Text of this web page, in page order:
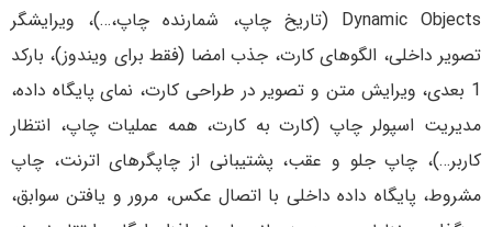
Dynamic Objects (تاریخ چاپ، شمارنده چاپ،…)، ویرایشگر
تصویر داخلی، الگوهای کارت، جذب امضا (فقط برای ویندوز)، بارکد
1 بعدی، ویرایش متن و تصویر در طراحی کارت، نمای پایگاه داده،
مدیریت اسپولر چاپ (کارت به کارت، همه عملیات چاپ، انتظار
کاربر…)، چاپ جلو و عقب، پشتیبانی از چاپگرهای اترنت، چاپ
مشروط، پایگاه داده داخلی با اتصال عکس، مرور و یافتن سوابق،